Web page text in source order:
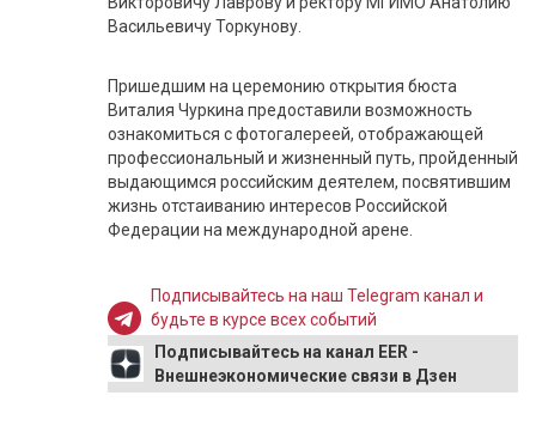
Васильевичу Торкунову.
Пришедшим на церемонию открытия бюста
Виталия Чуркина предоставили возможность
ознакомиться с фотогалереей, отображающей
профессиональный и жизненный путь, пройденный
выдающимся российским деятелем, посвятившим
жизнь отстаиванию интересов Российской
Федерации на международной арене.
Подписывайтесь на наш Telegram канал и
будьте в курсе всех событий
Подписывайтесь на канал EER -
Внешнеэкономические связи в Дзен